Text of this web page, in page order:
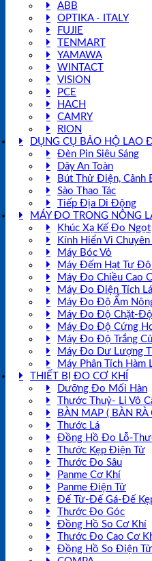
ABB
OPTIKA - ITALY
FUJIE
TENMART
YAMAWA
WINTACT
VISION
PCE
HACH
CAMRY
RION
DỤNG CỤ BẢO HỘ LAO
Đèn Pin Siêu Sáng
Dây An Toàn
Bút Thử Điện, Cảnh
Sào Thao Tác
Tiếp Địa Di Động
MÁY ĐO TRONG NÔNG
Khúc Xạ Kế Đo Ngọt
Kính Hiển Vi
Máy Bóc Vỏ
Máy Đếm Hạt Tự
Máy Đo Chiều Cao
Máy Đo Điện Tích
Máy Đo Độ Ẩm
Máy Đo Độ Chặt-
Máy Đo Độ Cứng
Máy Đo Độ Trắng
Máy Đo Dư Lượng
Máy Phân Tích
THIẾT BỊ ĐO CƠ KHÍ
Dưỡng Đo Mối Hàn
Thước Thuỷ- Li Vô
BÀN MAP ( BÀN RÀ
Thước Lá
Đồng Hồ Đo Lỗ-
Thước Kẹp Điện Tử
Thước Đo Sâu
Panme Cơ Khí
Panme Điện Tử
Đế Từ-Đế Gá-Đế
Thước Đo Góc
Đồng Hồ So Cơ Khí
Thước Đo Cao Cơ
Đồng Hồ So Điện Tử